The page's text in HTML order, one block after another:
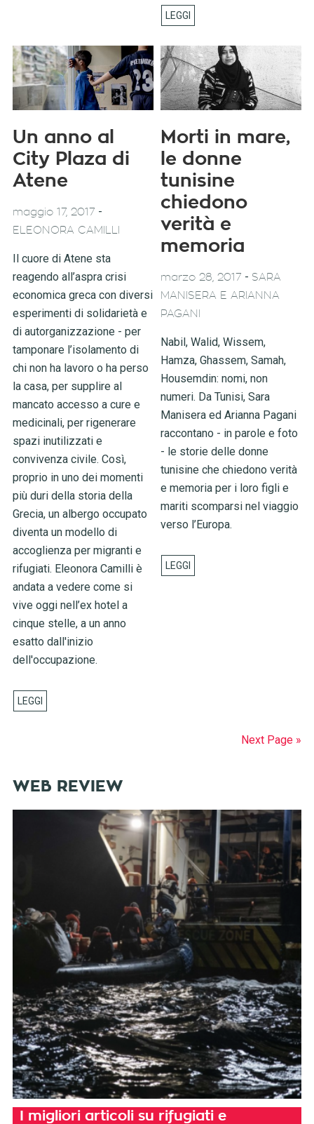
Un anno al
City Plaza di
Atene
maggio 17, 2017 -
ELEONORA CAMILLI
Il cuore di Atene sta
reagendo all’aspra crisi
economica greca con diversi
esperimenti di solidarietà e
di autorganizzazione - per
tamponare l’isolamento di
chi non ha lavoro o ha perso
la casa, per supplire al
mancato accesso a cure e
medicinali, per rigenerare
spazi inutilizzati e
convivenza civile. Così,
proprio in uno dei momenti
più duri della storia della
Grecia, un albergo occupato
diventa un modello di
accoglienza per migranti e
rifugiati. Eleonora Camilli è
andata a vedere come si
vive oggi nell’ex hotel a
cinque stelle, a un anno
esatto dall'inizio
dell'occupazione.
Morti in mare,
le donne
tunisine
chiedono
verità e
memoria
marzo 28, 2017 - SARA
MANISERA E ARIANNA
PAGANI
Nabil, Walid, Wissem,
Hamza, Ghassem, Samah,
Housemdin: nomi, non
numeri. Da Tunisi, Sara
Manisera ed Arianna Pagani
raccontano - in parole e foto
- le storie delle donne
tunisine che chiedono verità
e memoria per i loro figli e
mariti scomparsi nel viaggio
verso l’Europa.
Next Page »
WEB REVIEW
I migliori articoli su rifugiati e